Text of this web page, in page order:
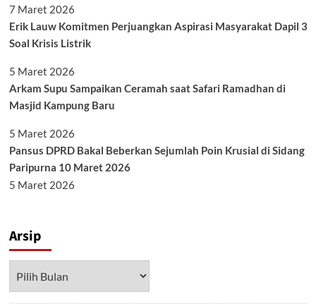
7 Maret 2026
Erik Lauw Komitmen Perjuangkan Aspirasi Masyarakat Dapil 3
Soal Krisis Listrik
5 Maret 2026
Arkam Supu Sampaikan Ceramah saat Safari Ramadhan di
Masjid Kampung Baru
5 Maret 2026
Pansus DPRD Bakal Beberkan Sejumlah Poin Krusial di Sidang
Paripurna 10 Maret 2026
5 Maret 2026
Arsip